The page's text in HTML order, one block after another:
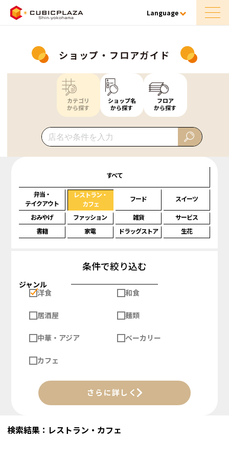
Language
ショップ・フロアガイド
カテゴリ
から探す
ショップ名
から探す
フロア
から探す
すべて
弁当・
テイクアウト
レストラン・
カフェ
フード スイーツ
おみやげ ファッション 雑貨
サービス
書籍
家電 ドラッグストア 生花
条件で絞り込む
ジャンル
洋食
和食
居酒屋 麺類
中華・アジア ベーカリー
カフェ
さらに詳しく
検索結果：レストラン・カフェ